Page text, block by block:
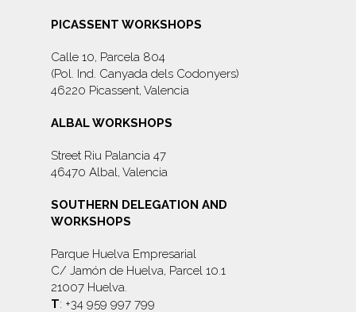
PICASSENT WORKSHOPS
Calle 10, Parcela 804
(Pol. Ind. Canyada dels Codonyers)
46220 Picassent, Valencia
ALBAL WORKSHOPS
Street Riu Palancia 47
46470 Albal, Valencia
SOUTHERN DELEGATION AND
WORKSHOPS
Parque Huelva Empresarial
C/ Jamón de Huelva, Parcel 10.1
21007 Huelva.
T: +34 959 997 799